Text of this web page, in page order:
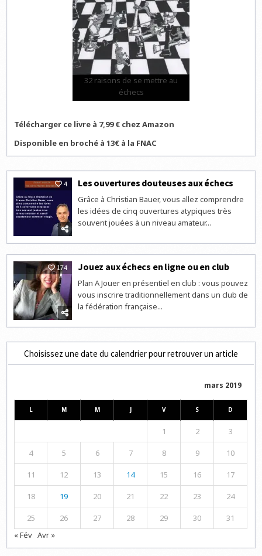
32 raisons de se mettre au
échecs
Télécharger ce livre à 7,99 € chez Amazon
Disponible en broché à 13€ à la FNAC
4 Les ouvertures douteuses aux échecs
Grâce à Christian Bauer, vous allez comprendre
les idées de cinq ouvertures atypiques très
souvent jouées à un niveau amateur...
174 Jouez aux échecs en ligne ou en club
Plan A Jouer en présentiel en club : vous pouvez
vous inscrire traditionnellement dans un club de
la fédération française...
Choisissez une date du calendrier pour retrouver un article
mars 2019
L M M J V S D
1 2 3
4 5 6 7 8 9 10
11 12 13 14 15 16 17
18 19 20 21 22 23 24
25 26 27 28 29 30
31
« Fév Avr »